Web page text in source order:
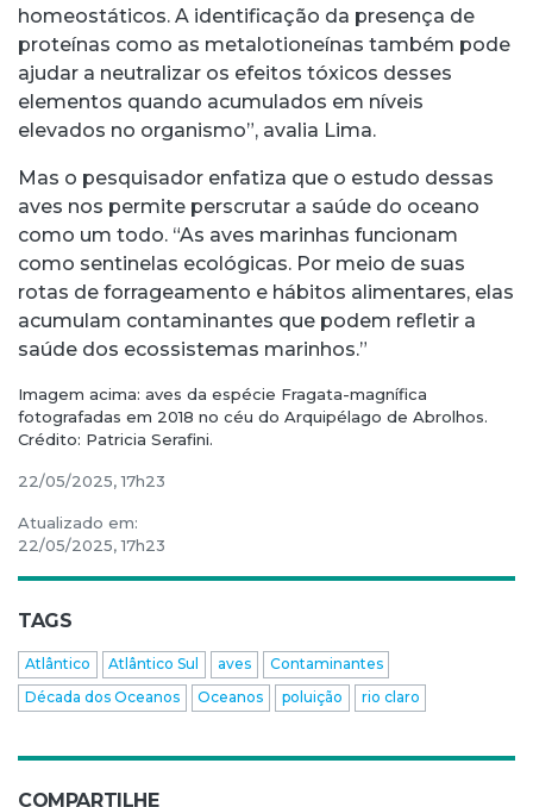
homeostáticos. A identificação da presença de
proteínas como as metalotioneínas também pode
ajudar a neutralizar os efeitos tóxicos desses
elementos quando acumulados em níveis
elevados no organismo”, avalia Lima.
Mas o pesquisador enfatiza que o estudo dessas
aves nos permite perscrutar a saúde do oceano
como um todo. “As aves marinhas funcionam
como sentinelas ecológicas. Por meio de suas
rotas de forrageamento e hábitos alimentares, elas
acumulam contaminantes que podem refletir a
saúde dos ecossistemas marinhos.”
Imagem acima: aves da espécie Fragata-magnífica
fotografadas em 2018 no céu do Arquipélago de Abrolhos.
Crédito: Patricia Serafini.
22/05/2025, 17h23
Atualizado em:
22/05/2025, 17h23
TAGS
Atlântico Atlântico Sul aves
Contaminantes
Década dos Oceanos
Oceanos poluição rio claro
COMPARTILHE